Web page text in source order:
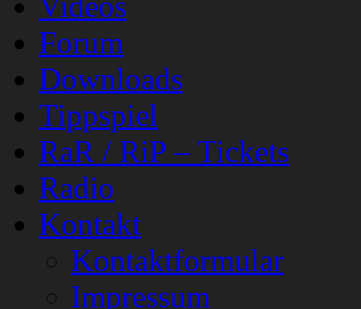
Forum
Downloads
Tippspiel
RaR / RiP – Tickets
Radio
Kontakt
Kontaktformular
Impressum